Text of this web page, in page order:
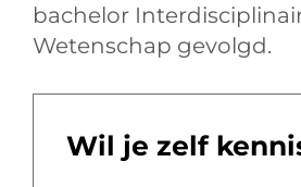
bachelor
Wetenschap gevolgd.
Wil je zelf